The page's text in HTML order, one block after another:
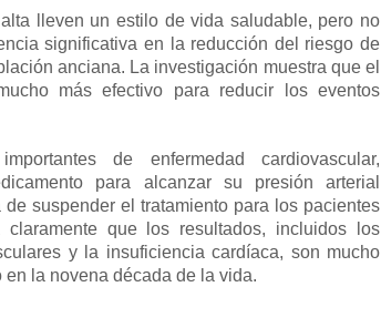
lleven un estilo de vida saludable, pero no
significativa en la reducción del riesgo de
anciana. La investigación muestra que el
más efectivo para reducir los eventos
de enfermedad cardiovascular,
para alcanzar su presión arterial
suspender el tratamiento para los pacientes
que los resultados, incluidos los
y la insuficiencia cardíaca, son mucho
la novena década de la vida.